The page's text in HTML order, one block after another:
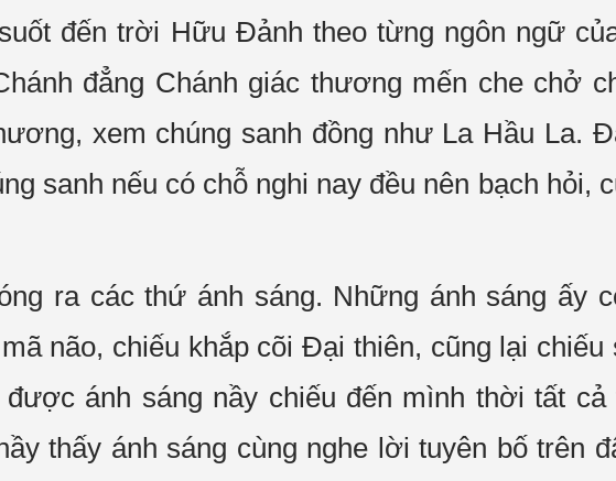
đến trời Hữu Đảnh theo từng ngôn ngữ
đẳng Chánh giác thương mến che chở
xem chúng sanh đồng như La Hầu La.
sanh nếu có chỗ nghi nay đều nên bạch hỏi,
ra các thứ ánh sáng. Những ánh sáng ấy
não, chiếu khắp cõi Đại thiên, cũng lại
ánh sáng nầy chiếu đến mình thời tất cả
thấy ánh sáng cùng nghe lời tuyên bố trên